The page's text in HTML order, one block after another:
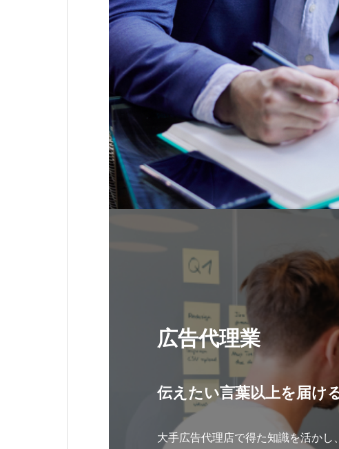
広告代理業
伝えたい言葉以上を届け
大手広告代理店で得た知識を活かし